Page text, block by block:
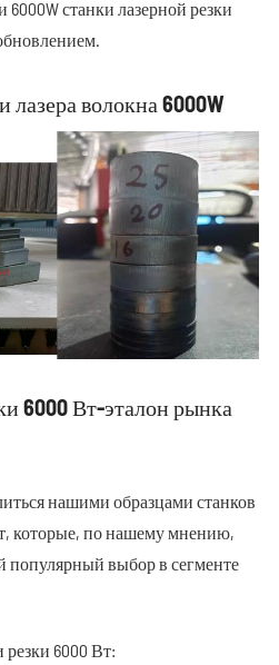
6000W станки лазерной резки
лазера волокна 6000W
6000 Вт-эталон рынка
нашими образцами станков
которые, по нашему мнению,
популярный выбор в сегменте
6000 Вт: